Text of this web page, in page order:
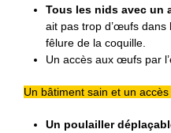
Tous les nids avec un
ait pas trop d’œufs
fêlure de la coquille.
Un accès aux œufs par
Un bâtiment sain et un
Un poulailler